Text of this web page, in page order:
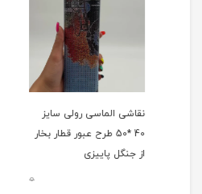
نقاشی الماسی رولی سایز
40 *50 طرح عبور قطار بخار
از جنگل پاییزی